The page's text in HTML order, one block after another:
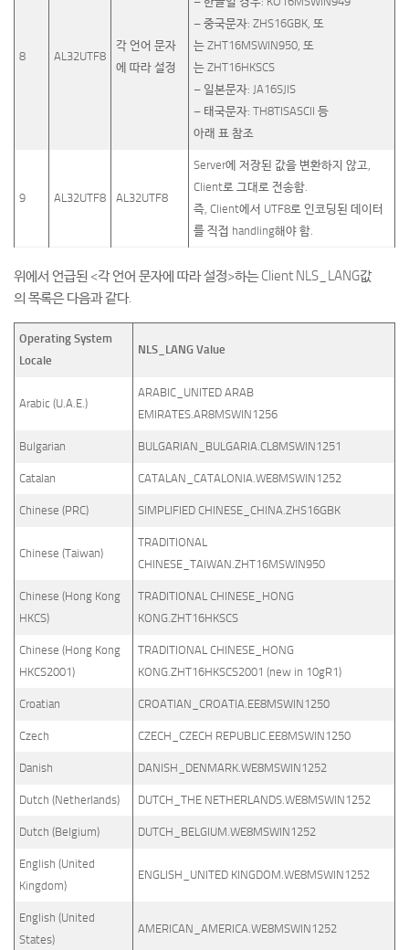
8 AL32UTF8
각 언어 문자
에 따라 설정
– 중국문자: ZHS16GBK, 또
는 ZHT16MSWIN950, 또
는 ZHT16HKSCS
– 일본문자: JA16SJIS
– 태국문자: TH8TISASCII 등
아래 표 참조
9 AL32UTF8 AL32UTF8
Server에 저장된 값을 변환하지 않고,
Client로 그대로 전송함.
즉, Client에서 UTF8로 인코딩된 데이터
를 직접 handling해야 함.
위에서 언급된 <각 언어 문자에 따라 설정>하는 Client NLS_LANG값
의 목록은 다음과 같다.
Operating System
Locale
NLS_LANG Value
Arabic (U.A.E.)
ARABIC_UNITED ARAB
EMIRATES.AR8MSWIN1256
Bulgarian BULGARIAN_BULGARIA.CL8MSWIN1251
Catalan CATALAN_CATALONIA.WE8MSWIN1252
Chinese (PRC) SIMPLIFIED CHINESE_CHINA.ZHS16GBK
Chinese (Taiwan)
TRADITIONAL
CHINESE_TAIWAN.ZHT16MSWIN950
Chinese (Hong Kong
HKCS)
TRADITIONAL CHINESE_HONG
KONG.ZHT16HKSCS
Chinese (Hong Kong
HKCS2001)
TRADITIONAL CHINESE_HONG
KONG.ZHT16HKSCS2001 (new in 10gR1)
Croatian CROATIAN_CROATIA.EE8MSWIN1250
Czech CZECH_CZECH REPUBLIC.EE8MSWIN1250
Danish DANISH_DENMARK.WE8MSWIN1252
Dutch (Netherlands) DUTCH_THE NETHERLANDS.WE8MSWIN1252
Dutch (Belgium) DUTCH_BELGIUM.WE8MSWIN1252
English (United
Kingdom)
ENGLISH_UNITED KINGDOM.WE8MSWIN1252
English (United
States)
AMERICAN_AMERICA.WE8MSWIN1252